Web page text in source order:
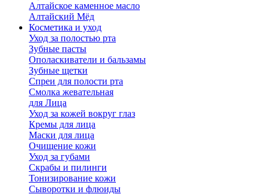
Алтайское каменное масло
Алтайский Мёд
Косметика и уход
Уход за полостью рта
Зубные пасты
Ополаскиватели и бальзамы
Зубные щетки
Спреи для полости рта
Смолка жевательная
для Лица
Уход за кожей вокруг глаз
Кремы для лица
Маски для лица
Очищение кожи
Уход за губами
Скрабы и пилинги
Тонизирование кожи
Сыворотки и флюиды